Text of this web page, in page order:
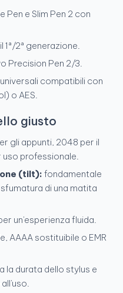
Pen e Slim Pen 2 con
1ª/2ª generazione.
Precision Pen 2/3.
compatibili con
o AES.
giusto
gli appunti, 2048 per il
professionale.
(tilt): fondamentale
di una matita
un'esperienza fluida.
AAAA sostituibile o EMR
la durata dello stylus e